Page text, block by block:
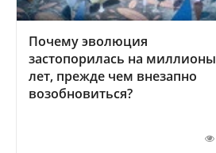
Почему эволюция
застопорилась на миллионы
лет, прежде чем внезапно
возобновиться?